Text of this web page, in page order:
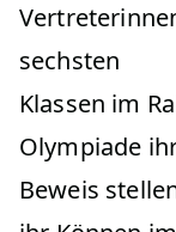
sechsten
Klassen im
Olympiade
Beweis